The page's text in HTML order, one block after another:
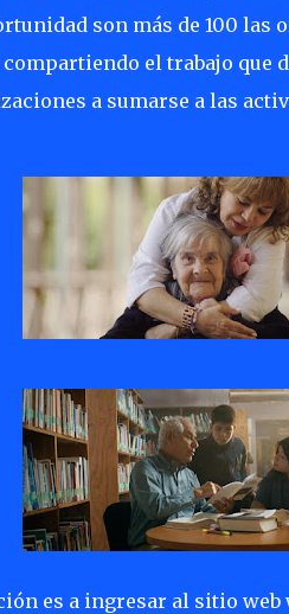
son más de 100 las
el trabajo que
a sumarse a las
es a ingresar al sitio